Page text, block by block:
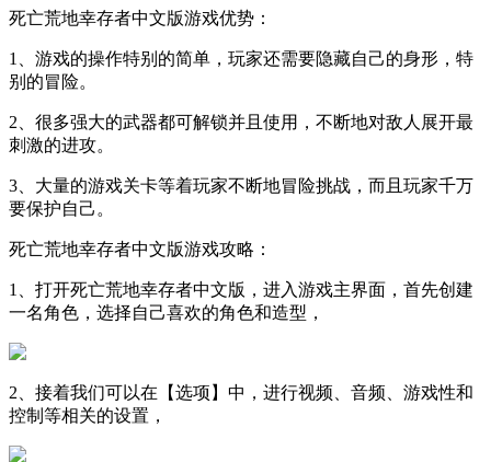
死亡荒地幸存者中文版游戏优势：
1、游戏的操作特别的简单，玩家还需要隐藏自己的身形，特
别的冒险。
2、很多强大的武器都可解锁并且使用，不断地对敌人展开最
刺激的进攻。
3、大量的游戏关卡等着玩家不断地冒险挑战，而且玩家千万
要保护自己。
死亡荒地幸存者中文版游戏攻略：
1、打开死亡荒地幸存者中文版，进入游戏主界面，首先创建
一名角色，选择自己喜欢的角色和造型，
2、接着我们可以在【选项】中，进行视频、音频、游戏性和
控制等相关的设置，